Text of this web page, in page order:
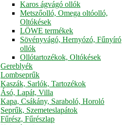
Karos ágvágó ollók
Metszőolló, Omega oltóolló,
Oltókések
LÖWE termékek
Sövényvágó, Hernyózó, Fűnyíró
ollók
Ollótartozékok, Oltókések
Gereblyék
Lombseprűk
Kaszák, Sarlók, Tartozékok
Ásó, Lapát, Villa
Kapa, Csákány, Saraboló, Horoló
Seprűk, Szemeteslapátok
Fűrész, Fűrészlap